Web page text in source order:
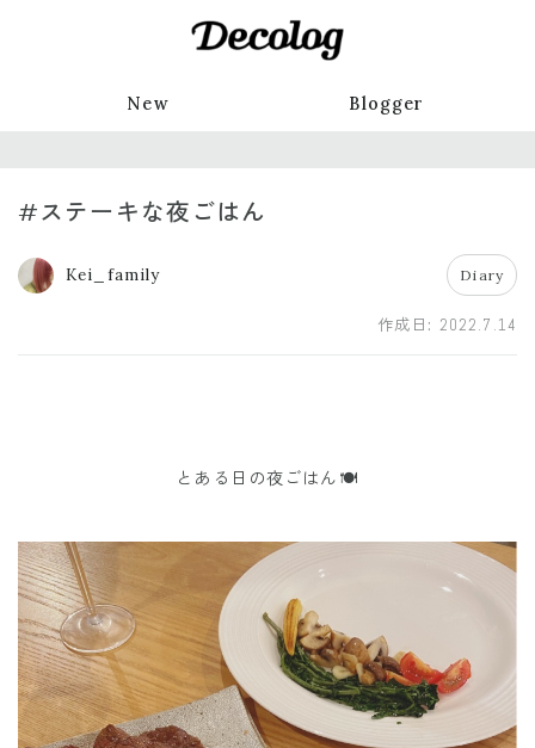
New Blogger
#ステーキな夜ごはん
Kei_family Diary
作成日: 2022.7.14
とある日の夜ごはん🍽